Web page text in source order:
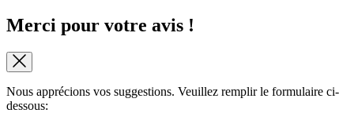
Merci pour votre avis !
Nous apprécions vos suggestions. Veuillez remplir le formulaire ci-
dessous: